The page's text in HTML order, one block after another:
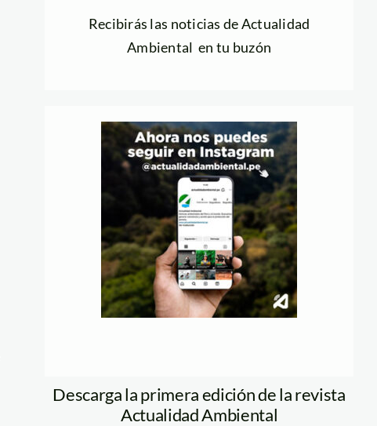
Recibirás las noticias de Actualidad
Ambiental en tu buzón
Descarga la primera edición de la revista
Actualidad Ambiental